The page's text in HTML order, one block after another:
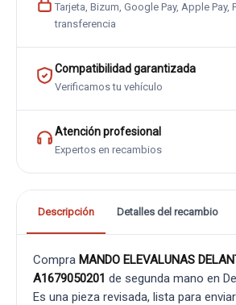
Tarjeta, Bizum, Google Pay, Apple Pay,
transferencia
Compatibilidad garantizada
Verificamos tu vehículo
Atención profesional
Expertos en recambios
Descripción Detalles del recambio
Compra MANDO ELEVALUNAS
A1679050201 de segunda mano en
Es una pieza revisada, lista para